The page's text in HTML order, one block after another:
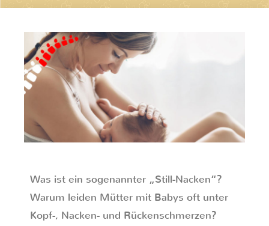
Was ist ein sogenannter „Still-Nacken“?
Warum leiden Mütter mit Babys oft unter
Kopf-, Nacken- und Rückenschmerzen?